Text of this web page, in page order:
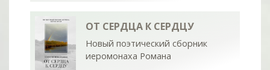
ОТ СЕРДЦА К СЕРДЦУ
Новый поэтический сборник
иеромонаха Романа